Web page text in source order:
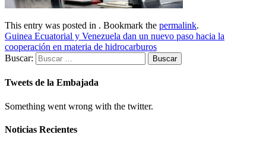
This entry was posted in . Bookmark the permalink.
Guinea Ecuatorial y Venezuela dan un nuevo paso hacia la
cooperación en materia de hidrocarburos
Buscar:
Tweets de la Embajada
Something went wrong with the twitter.
Noticias Recientes